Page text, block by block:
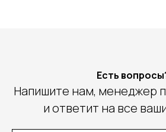
Есть
Напишите нам, менеджер
и ответит на все